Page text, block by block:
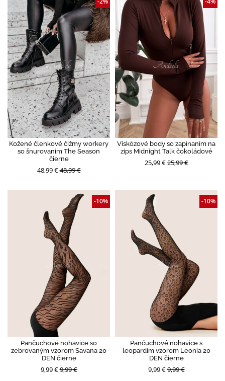
Kožené členkové čižmy workery
so šnurovaním The Season
čierne
48,99 €48,99 €
Viskózové body so zapínaním na
zips Midnight Talk čokoládové
25,99 €25,99 €
Pančuchové nohavice so
zebrovaným vzorom Savana 20
DEN čierne
9,99 €9,99 €
-10%
Pančuchové nohavice s
leopardím vzorom Leonia 20
DEN čierne
9,99 €9,99 €
-10%